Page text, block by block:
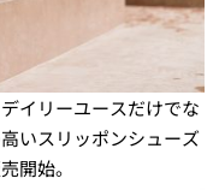
イリーユースだけでな
いスリッポンシューズ
開始。